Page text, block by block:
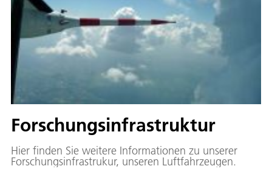
Forschungsinfrastruktur
Hier finden Sie weitere Informationen zu unserer
Forschungsinfrastrukur, unseren Luftfahrzeugen.